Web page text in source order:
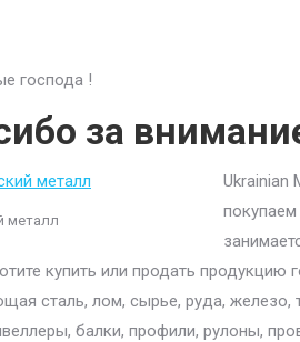
господа !
за
металл
Ukrainian
купить или продать
сталь, лом, сырье, руда, железо,
балки, профили, рулоны,